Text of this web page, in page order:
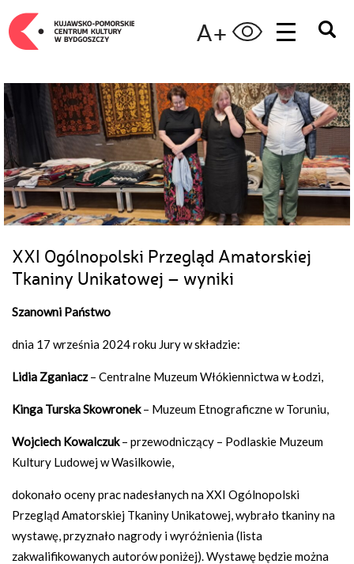
A+
XXI Ogólnopolski Przegląd Amatorskiej
Tkaniny Unikatowej – wyniki
Szanowni Państwo
dnia 17 września 2024 roku Jury w składzie:
Lidia Zganiacz– Centralne Muzeum Włókiennictwa w Łodzi,
Kinga Turska Skowronek– Muzeum Etnograficzne w Toruniu,
Wojciech Kowalczuk– przewodniczący – Podlaskie Muzeum
Kultury Ludowej w Wasilkowie,
dokonało oceny prac nadesłanych na XXI Ogólnopolski
Przegląd Amatorskiej Tkaniny Unikatowej, wybrało tkaniny na
wystawę, przyznało nagrody i wyróżnienia (lista
zakwalifikowanych autorów poniżej). Wystawę będzie można